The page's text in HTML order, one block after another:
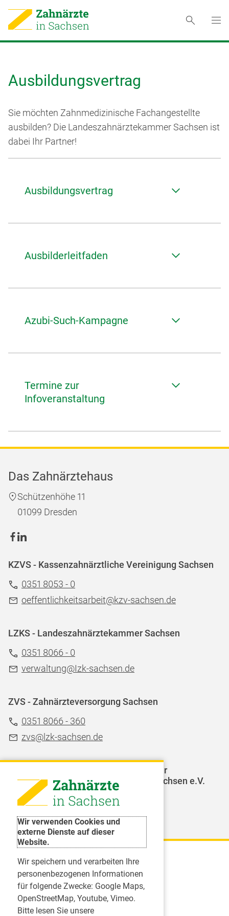
Wir verwenden Cookies und
externe Dienste auf dieser
Website.
Wir speichern und verarbeiten Ihre
personenbezogenen Informationen
für folgende Zwecke: Google Maps,
OpenStreetMap, Youtube, Vimeo.
Bitte lesen Sie unsere
Ausbildungsvertrag
Sie möchten Zahnmedizinische Fachangestellte
ausbilden? Die Landeszahnä­rztekammer Sachsen ist
dabei Ihr Partner!
Ausbildungsvertrag
Ausbilderleitfaden
Azubi-Such-Kampagne
Termine zur
Infoveranstaltung
Das Zahnärztehaus
Schützenhöhe 11
01099 Dresden
KZVS - Kassenzahnärztliche Vereinigung Sachsen
0351 8053 - 0
oeffentlichkeitsarbeit@kzv-sachsen.de
LZKS - Landeszahnärztekammer Sachsen
0351 8066 - 0
verwaltung@Izk-sachsen.de
ZVS - Zahnärzteversorgung Sachsen
0351 8066 - 360
zvs@lzk-sachsen.de
LAGZ - Landesarbeitsgemeinschaft für
Jugendzahnpflege des Freistaates Sachsen e.V.
Karriere
Inserate
Praktikum in einer Zahnarztpraxis